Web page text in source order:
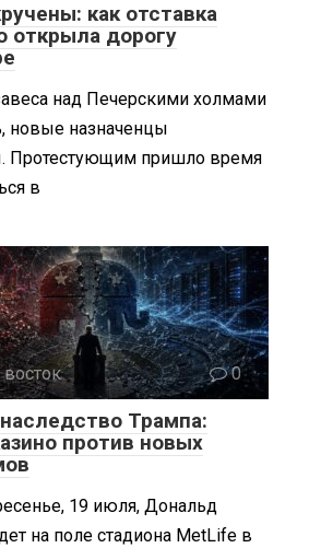
как отставка
открыла дорогу
над Печерскими холмами
новые назначенцы
Протестующим пришло время
в
0
Трампа:
против новых
19 июля, Дональд
на поле стадиона MetLife в